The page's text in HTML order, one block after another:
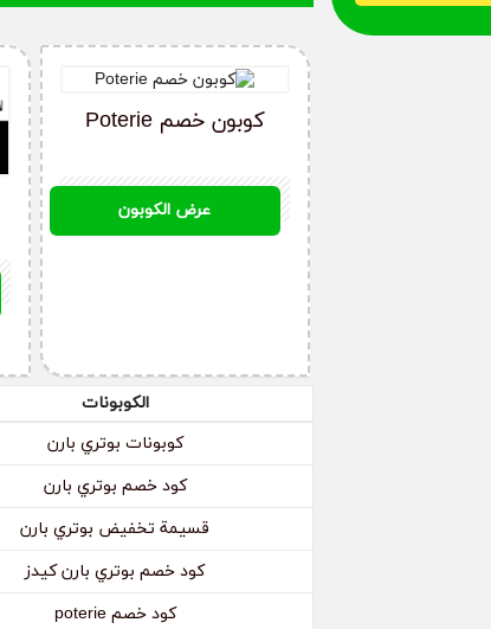
قم بالتحقق من شروط وأحكام كوبون
خصم بوتري بارن مرة واحدة.
ما هي طريقة الشراء من بوتري بارن؟
قم بإنشاء حساب على موقع بوتري بارن،
إلى عربة التسوق، وقم بالوصول إلى
كيف أقوم بإلغاء الطلب من موقع بوتري
قم بالتواصل مع إدارة موقع بوتري
إلغاء الطلب الذي طلبته وقم
كوبون خصم Poterie
عرض الكوبون
الكوبونات
كوبونات بوتري بارن
كود خصم بوتري بارن
قسيمة تخفيض بوتري بارن
كود خصم بوتري بارن كيدز
كود خصم poterie